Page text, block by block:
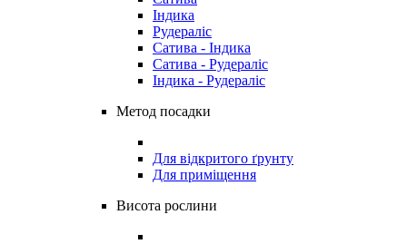
Індика
Рудераліс
Сатива - Індика
Сатива - Рудераліс
Індика - Рудераліс
Метод посадки
Для відкритого ґрунту
Для приміщення
Висота рослини